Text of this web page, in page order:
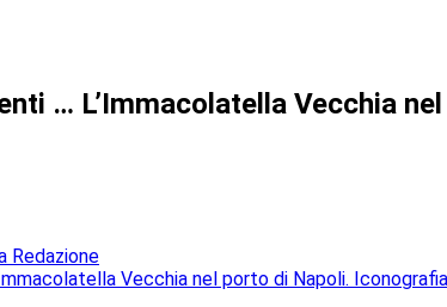
… L’Immacolatella Vecchia
Redazione